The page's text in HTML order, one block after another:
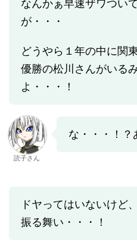
なんかぁ早速ザワつい
が・・・
どうやら１年の中に関
優勝の松川さんがいる
よ・・・！
読子さん
な・・・！？
ドヤってはいないけど
振る舞い・・・！